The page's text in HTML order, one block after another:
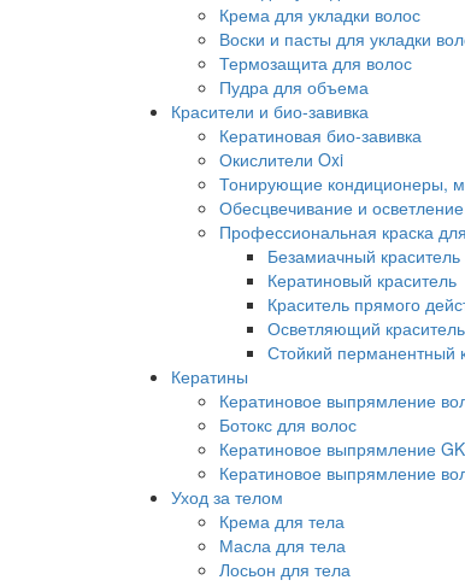
Крема для укладки волос
Воски и пасты для укладки
Термозащита для волос
Пудра для объема
Красители и био-завивка
Кератиновая био-завивка
Окислители Oxi
Тонирующие кондиционеры,
Обесцвечивание и
Профессиональная краска
Безамиачный краситель
Кератиновый краситель
Краситель прямого
Осветляющий краситель
Стойкий перманентный
Кератины
Кератиновое выпрямление
Ботокс для волос
Кератиновое выпрямление
Кератиновое выпрямление
Уход за телом
Крема для тела
Масла для тела
Лосьон для тела